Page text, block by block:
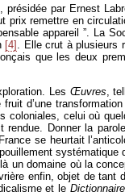
par Ernest
prix remettre en
appareil ”. La
[4] . Elle crut à plusieurs
que les deux
Les Œuvres,
d’une
coloniales, celui où
Donner la
se heurtait
systématique
un domaine où la
enfin, objet de
et le